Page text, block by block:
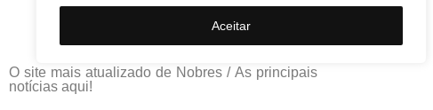
Aceitar
O site mais atualizado de Nobres / As principais
notícias aqui!